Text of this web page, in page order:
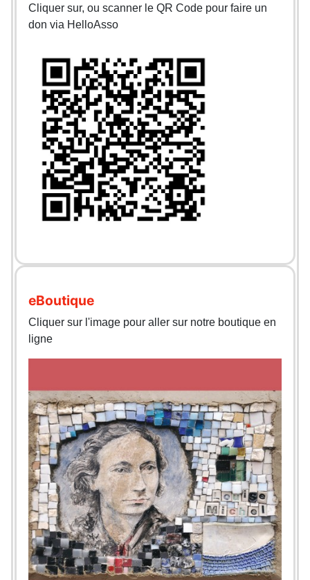
Cliquer sur, ou scanner le QR Code pour faire un
don via HelloAsso
eBoutique
Cliquer sur l'image pour aller sur notre boutique en
ligne